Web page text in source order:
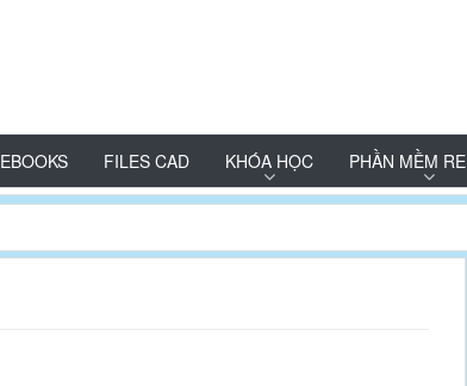
EBOOKS FILES CAD KHÓA HỌC PHẦN MỀM